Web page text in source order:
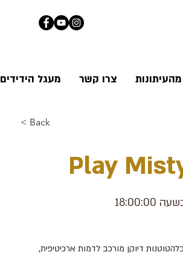
מהעיתונות צרו קשר מעגל הידידים
< Back
Play
דיוקן מורכב לדמות ארכיטיפית,